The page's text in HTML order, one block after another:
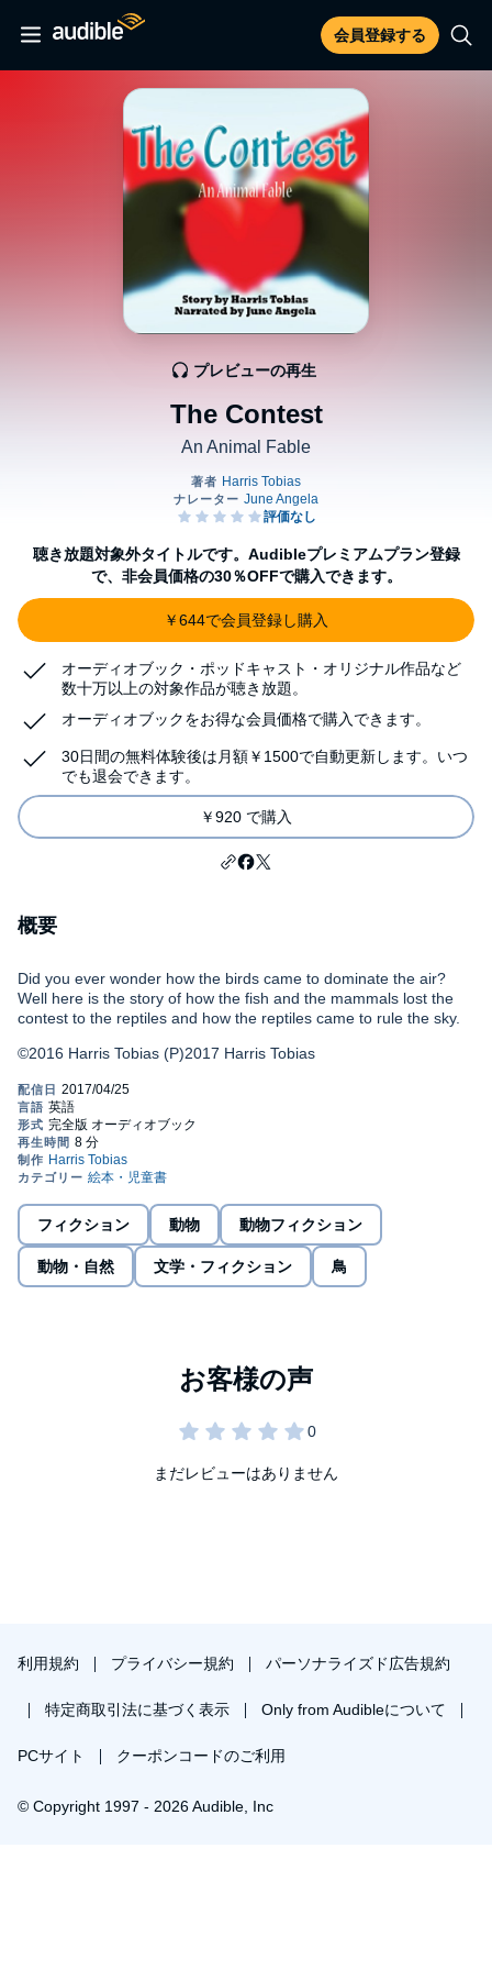
会員登録する
The Contest
An Animal Fable
プレビューの再生
聴き放題対象外タイトルです。Audibleプレミアムプラン登録
で、非会員価格の30％OFFで購入できます。
￥644で会員登録し購入
オーディオブック・ポッドキャスト・オリジナル作品など
数十万以上の対象作品が聴き放題。
オーディオブックをお得な会員価格で購入できます。
30日間の無料体験後は月額￥1500で自動更新します。いつ
でも退会できます。
￥920 で購入
概要
Did you ever wonder how the birds came to dominate the air?
Well here is the story of how the fish and the mammals lost the
contest to the reptiles and how the reptiles came to rule the sky.
©2016 Harris Tobias (P)2017 Harris Tobias
フィクション 動物 動物フィクション
動物・自然 文学・フィクション 鳥
まだレビューはありません
利用規約 プライバシー規約 パーソナライズド広告規約
特定商取引法に基づく表示 Only from Audibleについて
PCサイト クーポンコードのご利用
© Copyright 1997 - 2026 Audible, Inc